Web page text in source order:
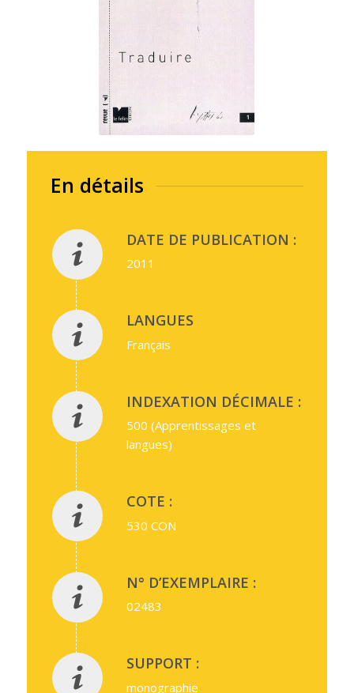
En détails
DATE DE PUBLICATION :
2011
LANGUES
Français
INDEXATION DÉCIMALE :
500 (Apprentissages et
langues)
COTE :
530 CON
N° D’EXEMPLAIRE :
02483
SUPPORT :
monographie